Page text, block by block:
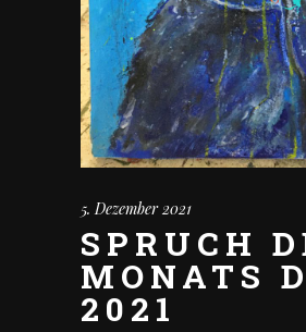
5. Dezember 2021
SPRUCH
MONATS
2021